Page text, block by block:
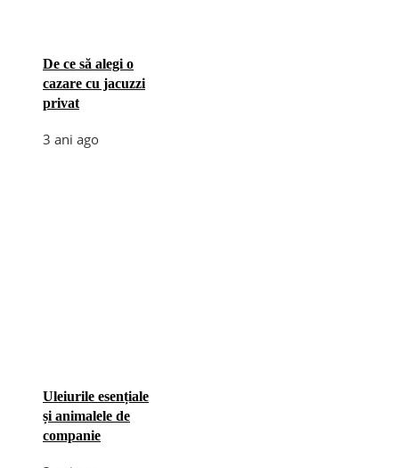
De ce să alegi o
cazare cu jacuzzi
privat
3 ani ago
Uleiurile esențiale
și animalele de
companie